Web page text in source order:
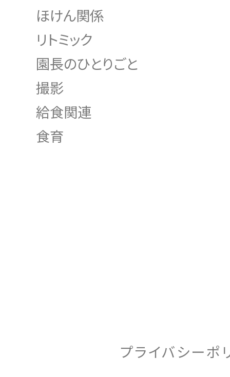
ほけん関係
リトミック
園長のひとりごと
撮影
給食関連
食育
プライバシーポ